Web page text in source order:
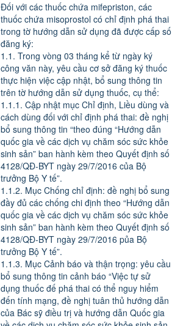
Đối với các thuốc chứa mifepriston, các
thuốc chứa misoprostol có chỉ định phá thai
trong tờ hướng dẫn sử dụng đã được cấp số
đăng ký:
1.1. Trong vòng 03 tháng kể từ ngày ký
công văn này, yêu cầu cơ sở đăng ký thuốc
thực hiện việc cập nhật, bổ sung thông tin
trên tờ hướng dẫn sử dụng thuốc, cụ thể:
1.1.1. Cập nhật mục Chỉ định, Liều dùng và
cách dùng đối với chỉ định phá thai: đề nghị
bổ sung thông tin “theo đúng “Hướng dẫn
quốc gia về các dịch vụ chăm sóc sức khỏe
sinh sản” ban hành kèm theo Quyết định số
4128/QĐ-BYT ngày 29/7/2016 của Bộ
trưởng Bộ Y tế”.
1.1.2. Mục Chống chỉ định: đề nghị bổ sung
đầy đủ các chống chi định theo “Hướng dẫn
quốc gia về các dịch vụ chăm sóc sức khỏe
sinh sản” ban hành kèm theo Quyết định số
4128/QĐ-BYT ngày 29/7/2016 pủa Bộ
trưởng Bộ Y tế”.
1.1.3. Mục Cảnh báo và thận trọng: yêu cầu
bổ sung thông tin cảnh báo “Việc tự sử
dụng thuốc đế phá thai có thể nguy hiểm
đến tính mạng, đề nghị tuân thủ hướng dẫn
của Bác sỹ điều trị và hướng dẫn Quốc gia